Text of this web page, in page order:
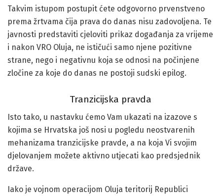
Takvim istupom postupit ćete odgovorno prvenstveno
prema žrtvama čija prava do danas nisu zadovoljena. Te
javnosti predstaviti cjeloviti prikaz događanja za vrijeme
i nakon VRO Oluja, ne ističući samo njene pozitivne
strane, nego i negativnu koja se odnosi na počinjene
zločine za koje do danas ne postoji sudski epilog.
Tranzicijska pravda
Isto tako, u nastavku ćemo Vam ukazati na izazove s
kojima se Hrvatska još nosi u pogledu neostvarenih
mehanizama tranzicijske pravde, a na koja Vi svojim
djelovanjem možete aktivno utjecati kao predsjednik
države.
Iako je vojnom operacijom Oluja teritorij Republici